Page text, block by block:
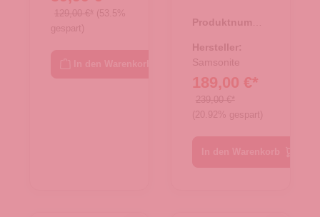
129,00 €* (53.5%
gespart)
Rollen
55/20
Rucksack
Armox
Black
Produktnumme
Hersteller:
Samsonite
189,00 €*
239,00 €*
(20.92% gespart)